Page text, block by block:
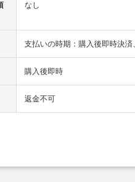
なし
支払いの時期：購入後即時決
購入後即時
返金不可